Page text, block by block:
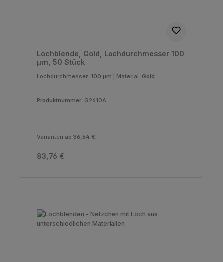
Lochblende, Gold, Lochdurchmesser 100
µm, 50 Stück
Lochdurchmesser: 100 µm Material: Gold
Produktnummer: G2610A
Varianten ab 36,64 €
Regulärer Preis:
83,76 €